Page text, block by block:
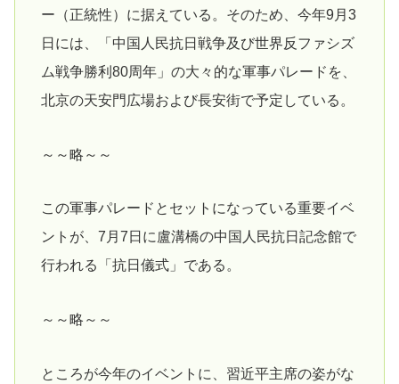
ー（正統性）に据えている。そのため、今年9月3
日には、「中国人民抗日戦争及び世界反ファシズ
ム戦争勝利80周年」の大々的な軍事パレードを、
北京の天安門広場および長安街で予定している。
～～略～～
この軍事パレードとセットになっている重要イベ
ントが、7月7日に盧溝橋の中国人民抗日記念館で
行われる「抗日儀式」である。
～～略～～
ところが今年のイベントに、習近平主席の姿がな